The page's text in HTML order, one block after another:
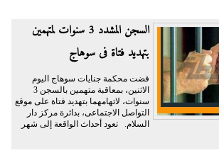
السجن المشدد 3 سنوات لمتهمين
بتهديد فتاة فى سوهاج
قضت محكمة جنايات سوهاج اليوم
الاثنين، بمعاقبة متهمين بالسجن 3
سنوات، لاتهامهما بتهديد فتاة على موقع
التواصل الاجتماعى، بدائرة مركز دار
السلام. تعود أحداث الواقعة إلى شهر